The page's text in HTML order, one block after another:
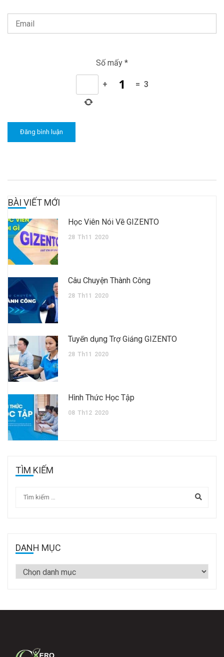
Số mấy *
+ = 3
BÀI VIẾT MỚI
Học Viên Nói Về GIZENTO
28 Th11 2020
Câu Chuyện Thành Công
28 Th11 2020
Tuyển dụng Trợ Giảng GIZENTO
28 Th11 2020
Hình Thức Học Tập
08 Th12 2020
TÌM KIẾM
DANH MỤC